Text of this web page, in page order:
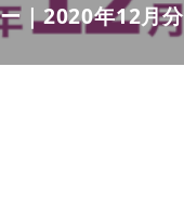
｜2020年12月分